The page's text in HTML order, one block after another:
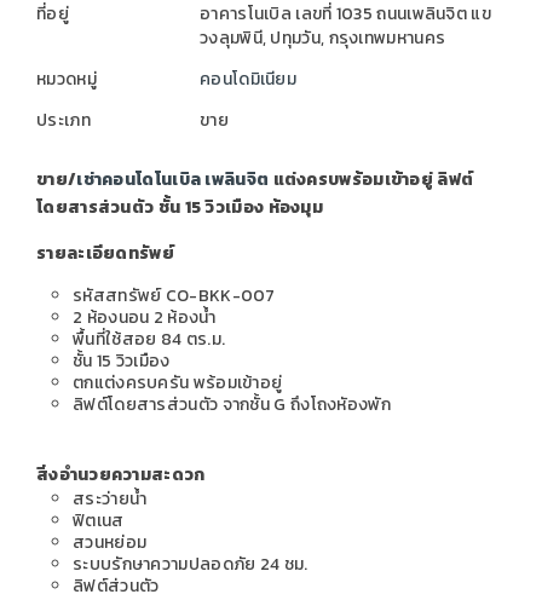
ที่อยู่
อาคารโนเบิล เลขที่ 1035 ถนนเพลินจิต แข
วงลุมพินี, ปทุมวัน, กรุงเทพมหานคร
หมวดหมู่
คอนโดมิเนียม
ประเภท
ขาย
ขาย/เช่าคอนโดโนเบิล เพลินจิต แต่งครบพร้อมเข้าอยู่ ลิฟต์
โดยสารส่วนตัว ชั้น 15 วิวเมือง ห้องมุม
รายละเอียดทรัพย์
รหัสสทรัพย์ CO-BKK-007
2 ห้องนอน 2 ห้องน้ำ
พื้นที่ใช้สอย 84 ตร.ม.
ชั้น 15 วิวเมือง
ตกแต่งครบครัน พร้อมเข้าอยู่
ลิฟต์โดยสารส่วนตัว จากชั้น G ถึงโถงหัองพัก
สิ่งอำนวยความสะดวก
สระว่ายน้ำ
ฟิตเนส
สวนหย่อม
ระบบรักษาความปลอดภัย 24 ชม.
ลิฟต์ส่วนตัว